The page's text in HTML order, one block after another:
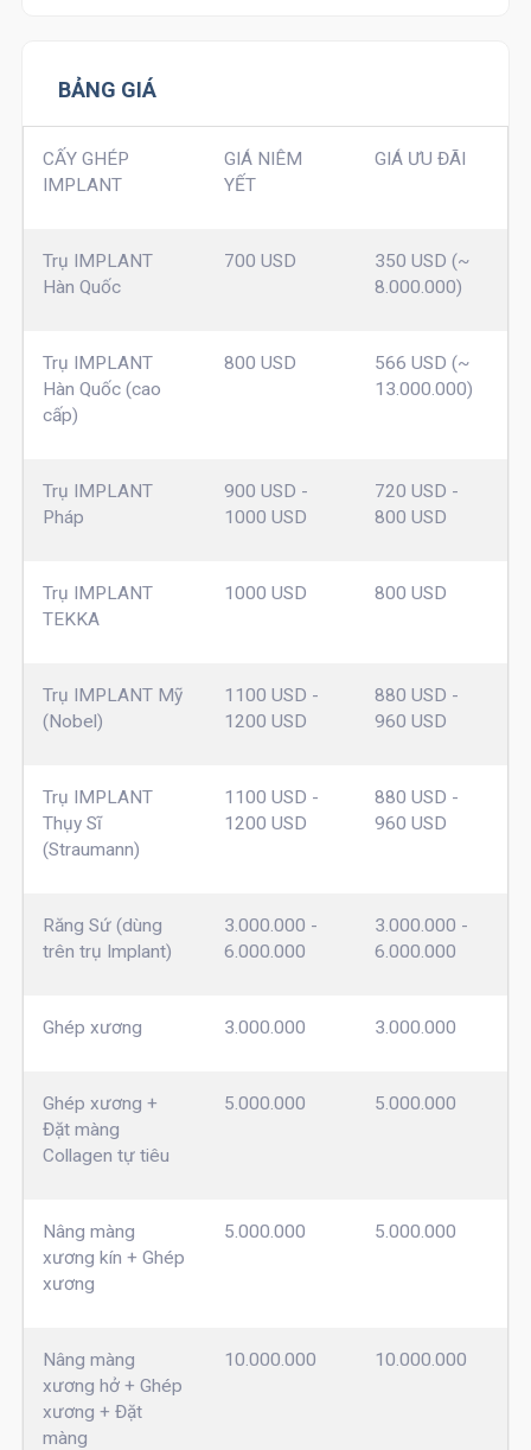
BẢNG GIÁ
CẤY GHÉP
IMPLANT
GIÁ NIÊM
YẾT
GIÁ ƯU ĐÃI
Trụ IMPLANT
Hàn Quốc
700 USD
350 USD (~
8.000.000)
Trụ IMPLANT
Hàn Quốc (cao
cấp)
800 USD
566 USD (~
13.000.000)
Trụ IMPLANT
Pháp
900 USD -
1000 USD
720 USD -
800 USD
Trụ IMPLANT
TEKKA
1000 USD 800 USD
Trụ IMPLANT Mỹ
(Nobel)
1100 USD -
1200 USD
880 USD -
960 USD
Trụ IMPLANT
Thụy Sĩ
(Straumann)
1100 USD -
1200 USD
880 USD -
960 USD
Răng Sứ (dùng
trên trụ Implant)
3.000.000 -
6.000.000
3.000.000 -
6.000.000
Ghép xương 3.000.000 3.000.000
Ghép xương +
Đặt màng
Collagen tự tiêu
5.000.000 5.000.000
Nâng màng
xương kín + Ghép
xương
5.000.000 5.000.000
Nâng màng
xương hở + Ghép
xương + Đặt
màng
10.000.000 10.000.000